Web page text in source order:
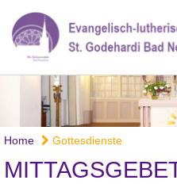
Home Gottesdienste